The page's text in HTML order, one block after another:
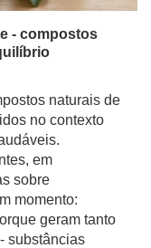
- compostos
naturais de
no contexto
em
sobre
momento:
geram tanto
substâncias